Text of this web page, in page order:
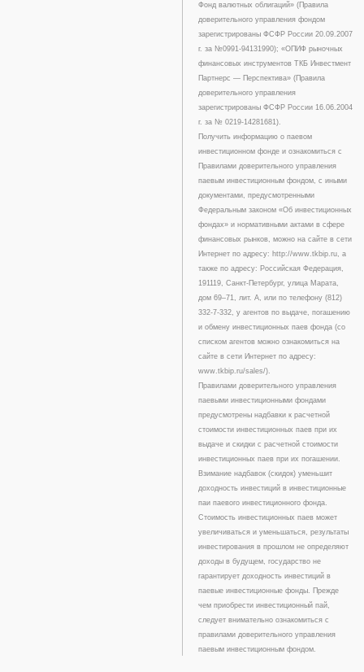
Фонд валютных облигаций» (Правила
доверительного управления фондом
зарегистрированы ФСФР России 20.09.2007
г. за №0991-94131990); «ОПИФ рыночных
финансовых инструментов ТКБ Инвестмент
Партнерс — Перспектива» (Правила
доверительного управления
зарегистрированы ФСФР России 16.06.2004
г. за № 0219-14281681).
Получить информацию о паевом
инвестиционном фонде и ознакомиться с
Правилами доверительного управления
паевым инвестиционным фондом, с иными
документами, предусмотренными
Федеральным законом «Об инвестиционных
фондах» и нормативными актами в сфере
финансовых рынков, можно на сайте в сети
Интернет по адресу: http://www.tkbip.ru, а
также по адресу: Российская Федерация,
191119, Санкт-Петербург, улица Марата,
дом 69–71, лит. А, или по телефону (812)
332-7-332, у агентов по выдаче, погашению
и обмену инвестиционных паев фонда (со
списком агентов можно ознакомиться на
сайте в сети Интернет по адресу:
www.tkbip.ru/sales/).
Правилами доверительного управления
паевыми инвестиционными фондами
предусмотрены надбавки к расчетной
стоимости инвестиционных паев при их
выдаче и скидки с расчетной стоимости
инвестиционных паев при их погашении.
Взимание надбавок (скидок) уменьшит
доходность инвестиций в инвестиционные
паи паевого инвестиционного фонда.
Стоимость инвестиционных паев может
увеличиваться и уменьшаться, результаты
инвестирования в прошлом не определяют
доходы в будущем, государство не
гарантирует доходность инвестиций в
паевые инвестиционные фонды. Прежде
чем приобрести инвестиционный пай,
следует внимательно ознакомиться с
правилами доверительного управления
паевым инвестиционным фондом.